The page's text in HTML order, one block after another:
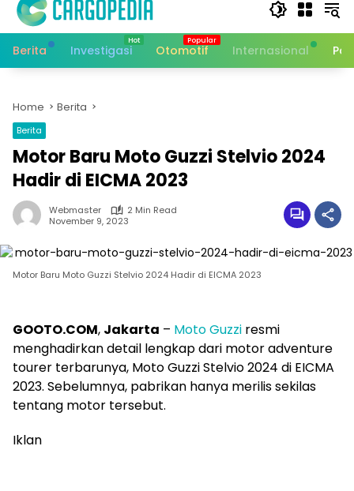
Berita Investigasi Otomotif Internasional
Home Berita
Berita
Motor Baru Moto Guzzi Stelvio 2024
Hadir di EICMA 2023
Webmaster
2 Min Read
November 9, 2023
Motor Baru Moto Guzzi Stelvio 2024 Hadir di EICMA 2023
GOOTO.COM, Jakarta – Moto Guzzi resmi
menghadirkan detail lengkap dari motor adventure
tourer terbarunya, Moto Guzzi Stelvio 2024 di EICMA
2023. Sebelumnya, pabrikan hanya merilis sekilas
tentang motor tersebut.
Iklan